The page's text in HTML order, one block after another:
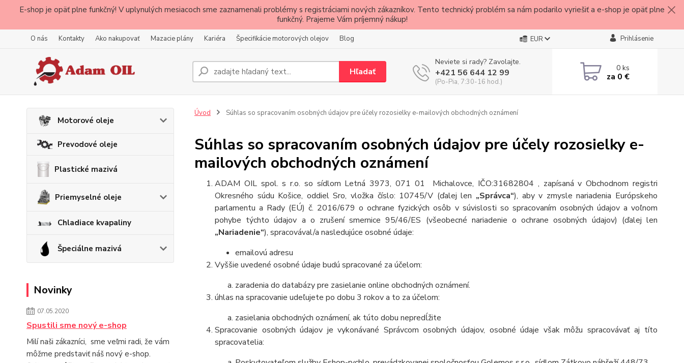
E-shop je opäť plne funkčný! V uplynulých mesiacoch sme zaznamenali problémy s registráciami nových zákazníkov. Tento technický problém sa nám podarilo vyriešiť a e-shop je opäť plne
funkčný. Prajeme Vám príjemný nákup!
O nás Kontakty Ako nakupovať Mazacie plány Kariéra Špecifikácie motorových olejov Blog EUR Prihlásenie
Hľadať
Neviete si rady? Zavolajte.
+421 56 644 12 99
(Po-Pia, 7:30-16 hod.)
0ks
za 0 €
Motorové oleje
Prevodové oleje
Plastické mazivá
Priemyselné oleje
Chladiace kvapaliny
Špeciálne mazivá
Novinky
07.05.2020
Spustili sme nový e-shop
Milí naši zákazníci, sme veľmi radi, že vám
môžme predstaviť náš nový e-shop.
Úvod Súhlas so spracovaním osobných údajov pre účely rozosielky e-mailových obchodných oznámení
Súhlas so spracovaním osobných údajov pre účely rozosielky e-
mailových obchodných oznámení
ADAM OIL spol. s r.o. so sídlom Letná 3973, 071 01 Michalovce, IČO:31682804 , zapísaná v Obchodnom registri
Okresného súdu Košice, oddiel Sro, vložka číslo: 10745/V (ďalej len „Správca“), aby v zmysle nariadenia Európskeho
parlamentu a Rady (EÚ) č. 2016/679 o ochrane fyzických osôb v súvislosti so spracovaním osobných údajov a voľnom
pohybe týchto údajov a o zrušení smernice 95/46/ES (všeobecné nariadenie o ochrane osobných údajov) (ďalej len
„Nariadenie“), spracovával/a nasledujúce osobné údaje:
emailovú adresu
Vyššie uvedené osobné údaje budú spracované za účelom:
zaradenia do databázy pre zasielanie online obchodných oznámení.
úhlas na spracovanie udeľujete po dobu 3 rokova to za účelom:
zasielania obchodných oznámení, ak túto dobu nepredĺžite
Spracovanie osobných údajov je vykonávané Správcom osobných údajov, osobné údaje však môžu spracovávať aj títo
spracovatelia: